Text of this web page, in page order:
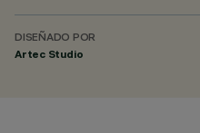
DISEÑADO POR
Artec Studio